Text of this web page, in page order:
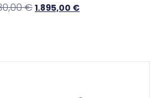
€ 1.895,00 €